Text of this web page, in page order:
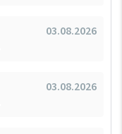
03.08.2026
03.08.2026